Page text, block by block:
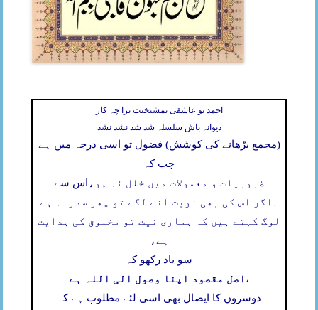
احمد تو عاشقی بمشیخیت ترا چہ کار
دیوانہ باش سلسلہ شد شد نشد نشد
(مجمع بڑھانے کی کوشش) فضول تو اسی درجہ میں ہے
جب کہ
اس سے ضروریات و معمولات میں خلل نہ ہو،
اگر اس کی بھی نوبت آنے لگے تو پھر سدراہ ہے ۔
لوگ کہتے ہیں کہ ہماری نیت تو مخلوق کی ہدایت
ہے،
سو یاد رکھو کہ
اصل مقصود اپنا وصول الی اللہ ہے ،
دوسروں کا ایصال بھی اسی لئے مطلوب ہے کہ